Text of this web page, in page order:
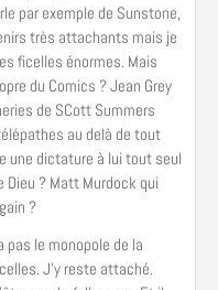
par exemple de Sunstone,
très attachants mais je
ficelles énormes. Mais
du Comics ? Jean Grey
de SCott Summers
au delà de tout
une dictature à lui tout seul
? Matt Murdock qui
?
pas le monopole de la
J’y reste attaché.